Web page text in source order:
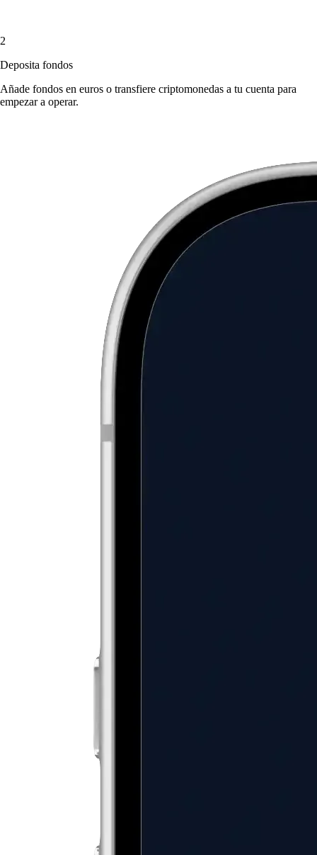
2
Deposita fondos
Añade fondos en euros o transfiere criptomonedas a tu cuenta para
empezar a operar.